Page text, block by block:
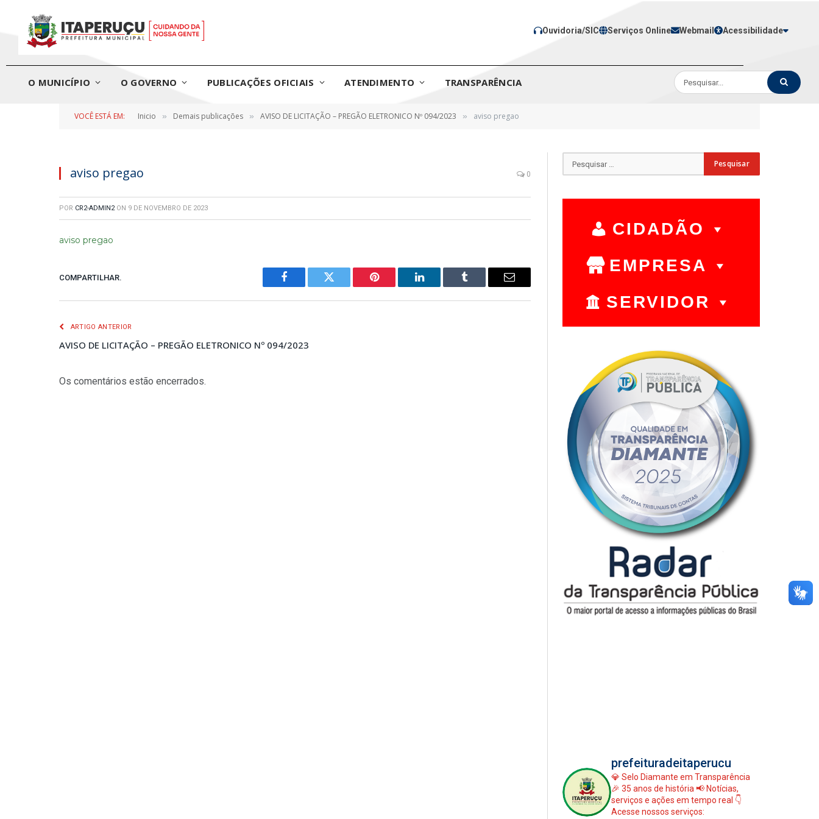
Ouvidoria/SIC Serviços Online Webmail Acessibilidade
O MUNICÍPIO O GOVERNO PUBLICAÇÕES OFICIAIS ATENDIMENTO TRANSPARÊNCIA
VOCÊ ESTÁ EM: Inicio » Demais publicações » AVISO DE LICITAÇÃO – PREGÃO ELETRONICO Nº 094/2023 » aviso pregao
aviso pregao 0
POR CR2-ADMIN2 ON 9 DE NOVEMBRO DE 2023
aviso pregao
COMPARTILHAR.
Facebook Twitter Pinterest LinkedIn Tumblr
E-
ARTIGO ANTERIOR
AVISO DE LICITAÇÃO – PREGÃO ELETRONICO Nº 094/2023
Os comentários estão encerrados.
CIDADÃO
EMPRESA
SERVIDOR
prefeituradeitaperucu
💎 Selo Diamante em Transparência
🎉 35 anos de história 📢 Notícias,
serviços e ações em tempo real 👇
Acesse nossos serviços: